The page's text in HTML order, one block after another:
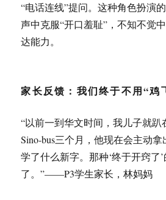
“电话连线”提问。这种角色扮演
声中克服“开口羞耻”，不知不觉
达能力。
家长反馈：我们终于不用“鸡
“以前一到华文时间，我儿子就趴
Sino-bus三个月，他现在会主动
学了什么新字。那种‘终于开窍了
了。”——P3学生家长，林妈妈